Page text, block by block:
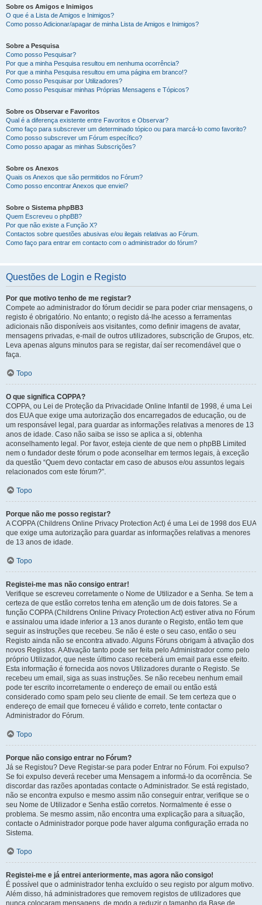
Sobre os Amigos e Inimigos
O que é a Lista de Amigos e Inimigos?
Como posso Adicionar/apagar de minha Lista de Amigos e Inimigos?
Sobre a Pesquisa
Como posso Pesquisar?
Por que a minha Pesquisa resultou em nenhuma ocorrência?
Por que a minha Pesquisa resultou em uma página em branco!?
Como posso Pesquisar por Utilizadores?
Como posso Pesquisar minhas Próprias Mensagens e Tópicos?
Sobre os Observar e Favoritos
Qual é a diferença existente entre Favoritos e Observar?
Como faço para subscrever um determinado tópico ou para marcá-lo como favorito?
Como posso subscrever um Fórum específico?
Como posso apagar as minhas Subscrições?
Sobre os Anexos
Quais os Anexos que são permitidos no Fórum?
Como posso encontrar Anexos que enviei?
Sobre o Sistema phpBB3
Quem Escreveu o phpBB?
Por que não existe a Função X?
Contactos sobre questões abusivas e/ou ilegais relativas ao Fórum.
Como faço para entrar em contacto com o administrador do fórum?
Questões de Login e Registo
Por que motivo tenho de me registar?
Compete ao administrador do fórum decidir se para poder criar mensagens, o
registo é obrigatório. No entanto; o registo dá-lhe acesso a ferramentas
adicionais não disponíveis aos visitantes, como definir imagens de avatar,
mensagens privadas, e-mail de outros utilizadores, subscrição de Grupos, etc.
Leva apenas alguns minutos para se registar, daí ser recomendável que o
faça.
Topo
O que significa COPPA?
COPPA, ou Lei de Proteção da Privacidade Online Infantil de 1998, é uma Lei
dos EUA que exige uma autorização dos encarregados de educação, ou de
um responsável legal, para guardar as informações relativas a menores de 13
anos de idade. Caso não saiba se isso se aplica a si, obtenha
aconselhamento legal. Por favor, esteja ciente de que nem o phpBB Limited
nem o fundador deste fórum o pode aconselhar em termos legais, à exceção
da questão “Quem devo contactar em caso de abusos e/ou assuntos legais
relacionados com este fórum?”.
Topo
Porque não me posso registar?
A COPPA (Childrens Online Privacy Protection Act) é uma Lei de 1998 dos EUA
que exige uma autorização para guardar as informações relativas a menores
de 13 anos de idade.
Topo
Registei-me mas não consigo entrar!
Verifique se escreveu corretamente o Nome de Utilizador e a Senha. Se tem a
certeza de que estão corretos tenha em atenção um de dois fatores. Se a
função COPPA (Childrens Online Privacy Protection Act) estiver ativa no Fórum
e assinalou uma idade inferior a 13 anos durante o Registo, então tem que
seguir as instruções que recebeu. Se não é este o seu caso, então o seu
Registo ainda não se encontra ativado. Alguns Fóruns obrigam à ativação dos
novos Registos. A Ativação tanto pode ser feita pelo Administrador como pelo
próprio Utilizador, que neste último caso receberá um email para esse efeito.
Esta informação é fornecida aos novos Utilizadores durante o Registo. Se
recebeu um email, siga as suas instruções. Se não recebeu nenhum email
pode ter escrito incorretamente o endereço de email ou então está
considerado como spam pelo seu cliente de email. Se tem certeza que o
endereço de email que forneceu é válido e correto, tente contactar o
Administrador do Fórum.
Topo
Porque não consigo entrar no Fórum?
Já se Registou? Deve Registar-se para poder Entrar no Fórum. Foi expulso?
Se foi expulso deverá receber uma Mensagem a informá-lo da ocorrência. Se
discordar das razões apontadas contacte o Administrador. Se está registado,
não se encontra expulso e mesmo assim não conseguir entrar, verifique se o
seu Nome de Utilizador e Senha estão corretos. Normalmente é esse o
problema. Se mesmo assim, não encontra uma explicação para a situação,
contacte o Administrador porque pode haver alguma configuração errada no
Sistema.
Topo
Registei-me e já entrei anteriormente, mas agora não consigo!
É possível que o administrador tenha excluído o seu registo por algum motivo.
Além disso, há administradores que removem registos de utilizadores que
nunca colocaram mensagens, de modo a reduzir o tamanho da Base de